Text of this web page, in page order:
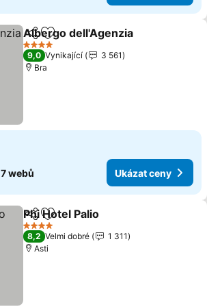
SdíletPřidat na seznam oblíbených
Albergo dell'Agenzia
4 Počet hvězdiček
9,0 Vynikající
3 561
Bra
7 webů Ukázat ceny
SdíletPřidat na seznam oblíbených
Phi Hotel Palio
4 Počet hvězdiček
8,2 Velmi dobré
1 311
Asti